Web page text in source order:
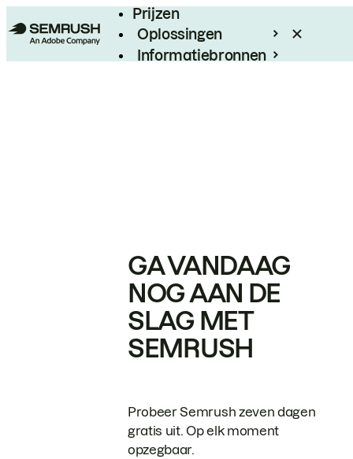
Prijzen
Oplossingen
Informatiebronnen
GA VANDAAG
NOG AAN DE
SLAG MET
SEMRUSH
Probeer Semrush zeven dagen
gratis uit. Op elk moment
opzegbaar.